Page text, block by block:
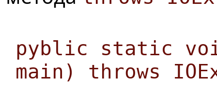
pyblic static
main) throws